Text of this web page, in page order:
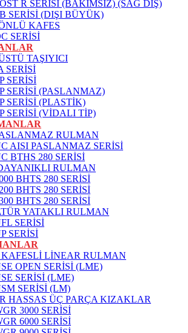
R SERİSİ (BAKIMSIZ) (SAĞ DİŞ)
SERİSİ (DIŞI BÜYÜK)
KAFES
SERİSİ
TAŞIYICI
SERİSİ
SERİSİ
SERİSİ (PASLANMAZ)
SERİSİ (PLASTİK)
SERİSİ (VİDALI TİP)
RULMAN
AISI PASLANMAZ SERİSİ
BTHS 280 SERİSİ
RULMAN
BHTS 280 SERİSİ
BHTS 280 SERİSİ
BHTS 280 SERİSİ
YATAKLI RULMAN
SERİSİ
SERİSİ
LİNEAR RULMAN
OPEN SERİSİ (LME)
SERİSİ (LME)
SERİSİ (LM)
HASSAS ÜÇ PARÇA KIZAKLAR
3000 SERİSİ
6000 SERİSİ